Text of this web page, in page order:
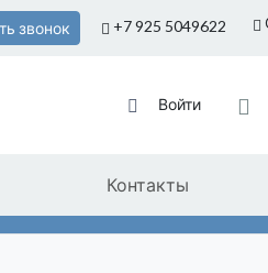
звонок +7 925 5049622
Войти
Контакты